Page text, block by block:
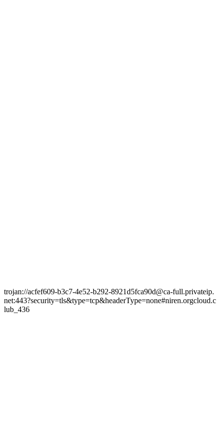
trojan://acfef609-b3c7-4e52-b292-8921d5fca90d@ca-full.privateip.
net:443?security=tls&type=tcp&headerType=none#niren.orgcloud.c
lub_436